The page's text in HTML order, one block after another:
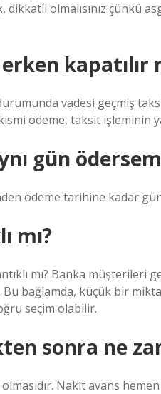
olmalısınız çünkü
kapatılır
vadesi geçmiş
ödeme, taksit işleminin
gün
ödeme tarihine kadar
mı?
mı? Banka müşterileri
bağlamda, küçük bir
seçim olabilir.
sonra ne
Nakit avans